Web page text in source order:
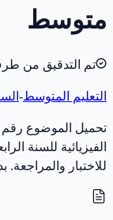
متوسط
تم التدقيق من
التعليم المتوسط-
للاختبار